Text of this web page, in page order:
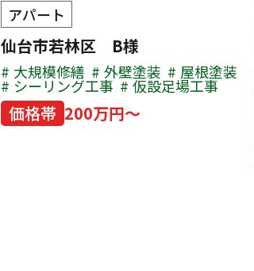
アパート
仙台市若林区 B様
大規模修繕 外壁塗装 屋根塗装
シーリング工事 仮設足場工事
価格帯 200万円～